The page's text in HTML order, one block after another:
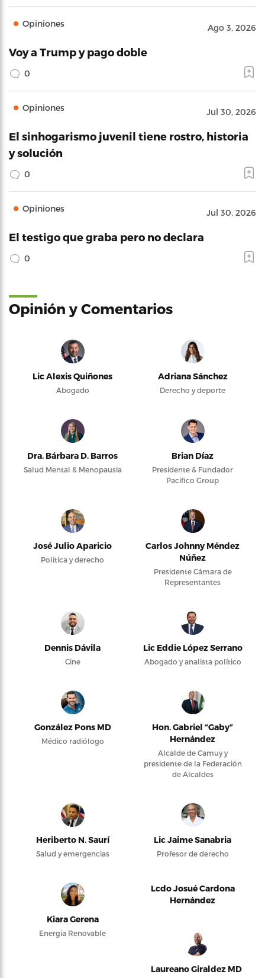
Opiniones Ago 3, 2026
Voy a Trump y pago doble
0
Opiniones Jul 30, 2026
El sinhogarismo juvenil tiene rostro, historia
y solución
0
Opiniones Jul 30, 2026
El testigo que graba pero no declara
0
Opinión y Comentarios
Lic Alexis Quiñones
Abogado
Adriana Sánchez
Derecho y deporte
Dra. Bárbara D. Barros
Salud Mental & Menopausia
Brian Díaz
Presidente & Fundador
Pacifico Group
José Julio Aparicio
Política y derecho
Carlos Johnny Méndez
Núñez
Presidente Cámara de
Representantes
Dennis Dávila
Cine
Lic Eddie López Serrano
Abogado y analista político
González Pons MD
Médico radiólogo
Hon. Gabriel “Gaby”
Hernández
Alcalde de Camuy y
presidente de la Federación
de Alcaldes
Heriberto N. Saurí
Salud y emergencias
Lic Jaime Sanabria
Profesor de derecho
Kiara Gerena
Energía Renovable
Lcdo Josué Cardona
Hernández
Laureano Giraldez MD